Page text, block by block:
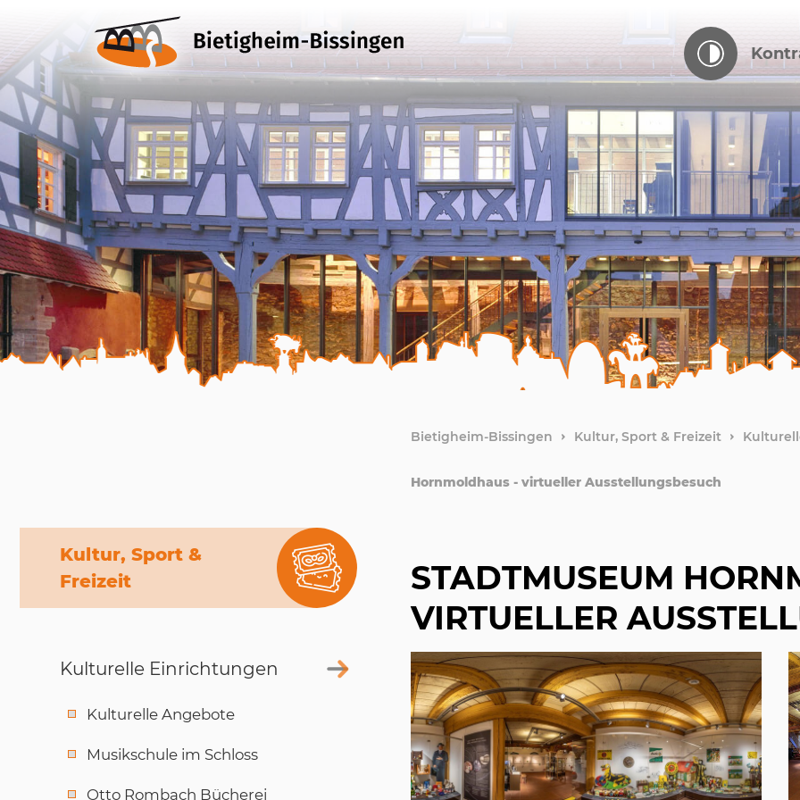
Bietigheim-Bissingen Kultur, Sport & Freizeit
Hornmoldhaus - virtueller Ausstellungsbesuch
STADTMUSEUM
VIRTUELLER
Kultur, Sport &
Freizeit
Kulturelle Einrichtungen
Kulturelle Angebote
Musikschule im Schloss
Otto Rombach Bücherei